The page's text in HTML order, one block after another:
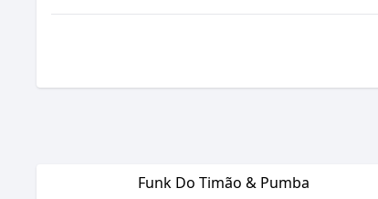
Funk Do Timão & Pumba